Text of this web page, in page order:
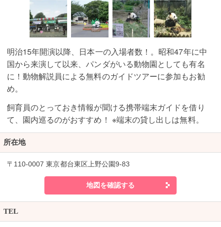
明治15年開演以降、日本一の入場者数！。昭和47年に中
国から来演して以来、パンダがいる動物園としても有名
に！動物解説員による無料のガイドツアーに参加もお勧
め。
飼育員のとっておき情報が聞ける携帯端末ガイドを借り
て、園内巡るのがおすすめ！ ※端末の貸し出しは無料。
所在地
〒110-0007 東京都台東区上野公園9-83
地図を確認する
TEL